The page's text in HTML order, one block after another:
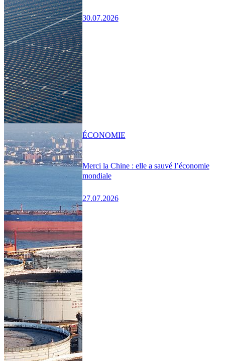
30.07.2026
Merci la Chine : elle a sauvé l’économie
mondiale
27.07.2026
ÉCONOMIE